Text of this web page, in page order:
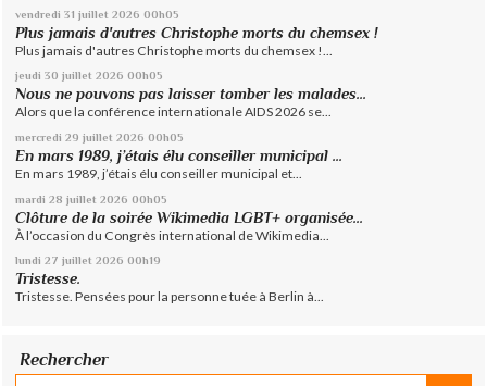
vendredi 31 juillet 2026 00h05
Plus jamais d'autres Christophe morts du chemsex !
Plus jamais d'autres Christophe morts du chemsex !...
jeudi 30 juillet 2026 00h05
Nous ne pouvons pas laisser tomber les malades...
Alors que la conférence internationale AIDS 2026 se...
mercredi 29 juillet 2026 00h05
En mars 1989, j’étais élu conseiller municipal ...
En mars 1989, j’étais élu conseiller municipal et...
mardi 28 juillet 2026 00h05
Clôture de la soirée Wikimedia LGBT+ organisée...
À l’occasion du Congrès international de Wikimedia...
lundi 27 juillet 2026 00h19
Tristesse.
Tristesse. Pensées pour la personne tuée à Berlin à...
Rechercher